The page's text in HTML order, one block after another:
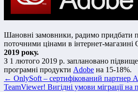
Шановні замовники, радимо придбати
поточними цінами в інтернет-магазині
2019 року.
З 1 лютого 2019 р. заплановано
програмні продукти Adobe на 15-18%.
← OnlySoft – сертифікований партнер
TeamViewer! Вигідні умови міграції на